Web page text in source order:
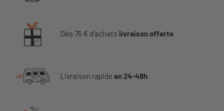
Dès 75 € d'achats livraison offerte
Livraison rapide en 24-48h